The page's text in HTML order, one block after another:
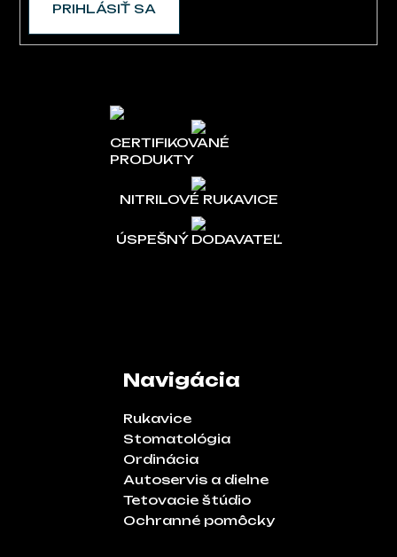
PRIHLÁSIŤ SA
CERTIFIKOVANÉ
PRODUKTY
NITRILOVÉ RUKAVICE
ÚSPEŠNÝ DODAVATEĽ
Navigácia
Rukavice
Stomatológia
Ordinácia
Autoservis a dielne
Tetovacie štúdio
Ochranné pomôcky